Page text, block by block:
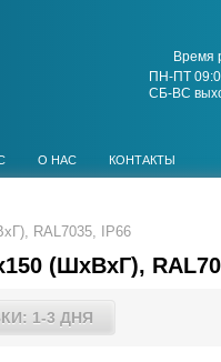
Время
ПН-ПТ
СБ-ВС
О НАС КОНТАКТЫ
RAL7035, IP66
(ШхВхГ),
1-3 ДНЯ